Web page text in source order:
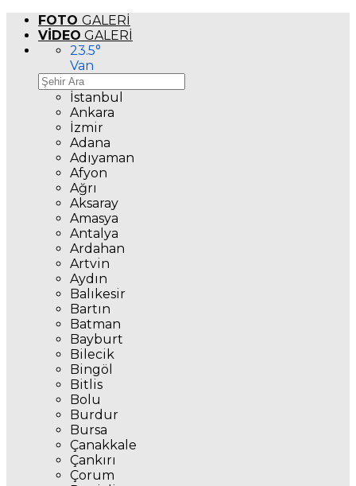
FOTO GALERİ
VİDEO GALERİ
23.5°
Van
İstanbul
Ankara
İzmir
Adana
Adıyaman
Afyon
Ağrı
Aksaray
Amasya
Antalya
Ardahan
Artvin
Aydın
Balıkesir
Bartın
Batman
Bayburt
Bilecik
Bingöl
Bitlis
Bolu
Burdur
Bursa
Çanakkale
Çankırı
Çorum